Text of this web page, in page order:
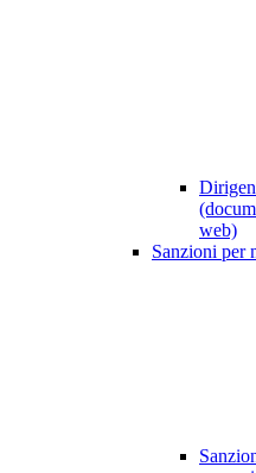
web)
Sanzioni per